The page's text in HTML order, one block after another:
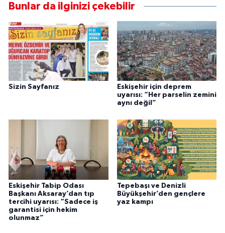
Bunlar da ilginizi çekebilir
Sizin Sayfanız
Eskişehir için deprem
uyarısı: “Her parselin zemini
aynı değil”
Eskişehir Tabip Odası
Başkanı Aksaray’dan tıp
tercihi uyarısı: “Sadece iş
garantisi için hekim
olunmaz”
Tepebaşı ve Denizli
Büyükşehir’den gençlere
yaz kampı